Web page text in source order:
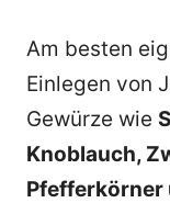
Am besten
Einlegen von
Gewürze wie
Knoblauch,
Pfefferkörner